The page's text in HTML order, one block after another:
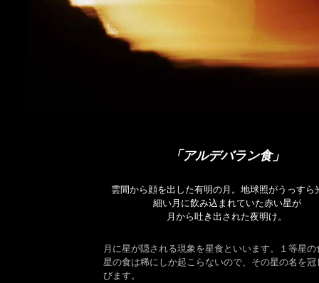
「アルデバラン食」
雲間から顔を出した有明の月。地球照がうっすら
細い月に飲み込まれていた赤い星が
月から吐き出された夜明け。
月に星が隠される現象を星食といいます。１等星の
星の食は稀にしか起こらないので、その星の名を冠
びます。